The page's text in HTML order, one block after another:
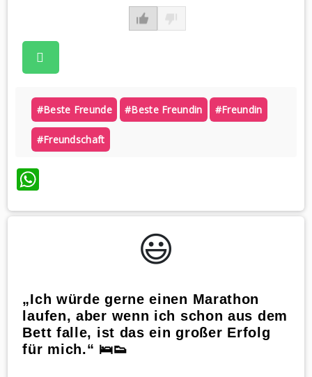
#beste Freunde #beste Freundin #freundin
#freundschaft
WhatsApp
😃️
„Ich würde gerne einen Marathon
laufen, aber wenn ich schon aus dem
Bett falle, ist das ein großer Erfolg
für mich.“ 🛌👟